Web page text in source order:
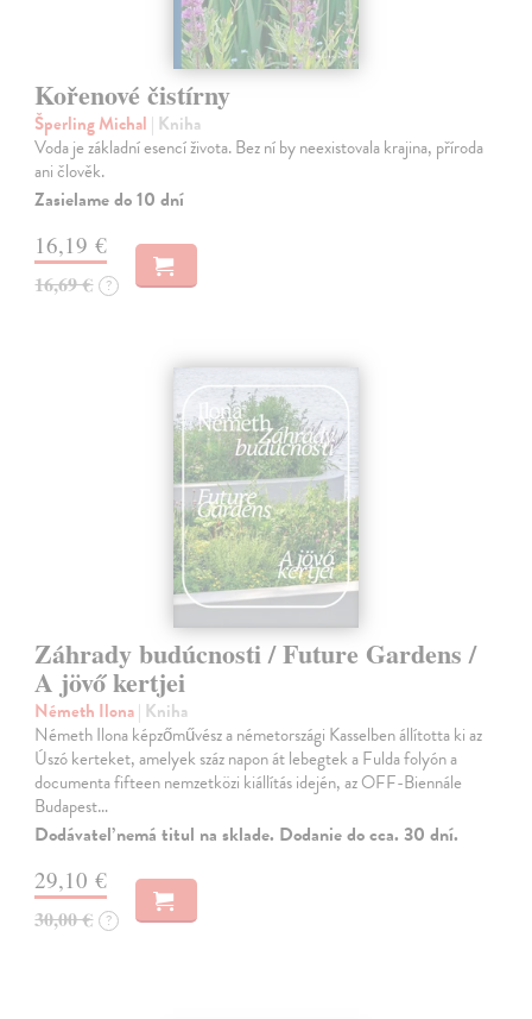
Kořenové čistírny
Šperling Michal | Kniha
Voda je základní esencí života. Bez ní by neexistovala krajina, příroda
ani člověk.
Zasielame do 10 dní
16,19 €
16,69 € ?
Záhrady budúcnosti / Future Gardens /
A jövő kertjei
Németh Ilona| Kniha
Németh Ilona képzőművész a németországi Kasselben állította ki az
Úszó kerteket, amelyek száz napon át lebegtek a Fulda folyón a
documenta fifteen nemzetközi kiállítás idején, az OFF-Biennále
Budapest…
Dodávateľ nemá titul na sklade. Dodanie do cca. 30 dní.
29,10 €
30,00 € ?